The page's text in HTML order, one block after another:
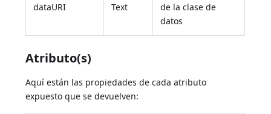
dataURI Text
de la clase de
datos
Atributo(s)
Aquí están las propiedades de cada atributo
expuesto que se devuelven: